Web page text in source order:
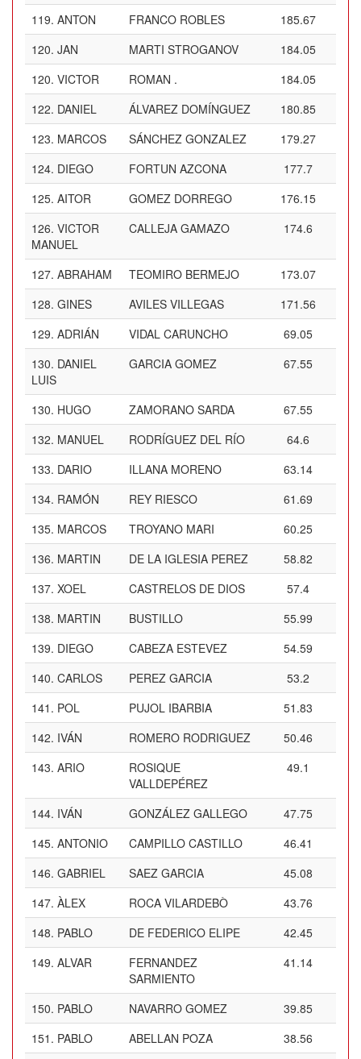
119. ANTON FRANCO ROBLES
185.67
120. JAN MARTI STROGANOV
184.05
120. VICTOR ROMAN .
184.05
122. DANIEL ÁLVAREZ DOMÍNGUEZ
180.85
123. MARCOS SÁNCHEZ GONZALEZ
179.27
124. DIEGO FORTUN AZCONA
177.7
125. AITOR GOMEZ DORREGO
176.15
126. VICTOR
MANUEL
CALLEJA GAMAZO 174.6
127. ABRAHAM TEOMIRO BERMEJO
173.07
128. GINES AVILES VILLEGAS
171.56
129. ADRIÁN VIDAL CARUNCHO
69.05
130. DANIEL
LUIS
GARCIA GOMEZ 67.55
130. HUGO ZAMORANO SARDA
67.55
132. MANUEL RODRÍGUEZ DEL RÍO
64.6
133. DARIO ILLANA MORENO
63.14
134. RAMÓN REY RIESCO
61.69
135. MARCOS TROYANO MARI
60.25
136. MARTIN DE LA IGLESIA PEREZ
58.82
137. XOEL CASTRELOS DE DIOS
57.4
138. MARTIN BUSTILLO
55.99
139. DIEGO CABEZA ESTEVEZ
54.59
140. CARLOS PEREZ GARCIA
53.2
141. POL PUJOL IBARBIA
51.83
142. IVÁN ROMERO RODRIGUEZ
50.46
143. ARIO
ROSIQUE
VALLDEPÉREZ
49.1
144. IVÁN GONZÁLEZ GALLEGO
47.75
145. ANTONIO CAMPILLO CASTILLO
46.41
146. GABRIEL SAEZ GARCIA
45.08
147. ÀLEX ROCA VILARDEBÒ
43.76
148. PABLO DE FEDERICO ELIPE
42.45
149. ALVAR
FERNANDEZ
SARMIENTO
41.14
150. PABLO NAVARRO GOMEZ
39.85
151. PABLO ABELLAN POZA
38.56